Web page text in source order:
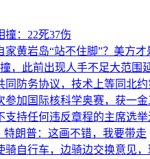
撞：22死37伤
家黄岩岛“站不住脚”？美方才
，此前出现人手不足大范围
同防务协议，技术上等同北约
参加国际核科学奥赛，获一金
支持任何违反章程的主席选举
特朗普：这画不错，我要带走
骑自行车，边骑边交换意见